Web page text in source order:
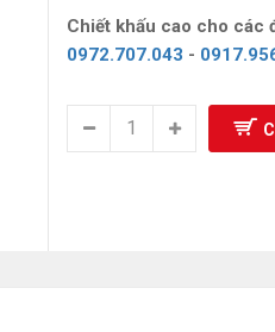
Chiết khấu cao cho các
0972.707.043 -